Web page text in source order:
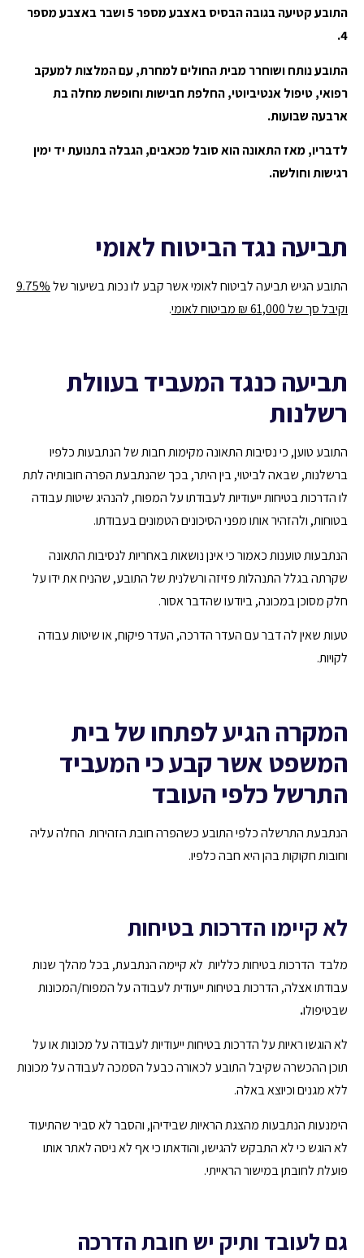
התובע קטיעה בגובה הבסיס באצבע מספר 5 ושבר באצבע מספר
4.
התובע נותח ושוחרר מבית החולים למחרת, עם המלצות למעקב
רפואי, טיפול אנטיביוטי, החלפת חבישות וחופשת מחלה בת
ארבעה שבועות.
לדבריו, מאז התאונה הוא סובל מכאבים, הגבלה בתנועת יד ימין
רגישות וחולשה.
תביעה נגד הביטוח לאומי
התובע הגיש תביעה לביטוח לאומי אשר קבע לו נכות בשיעור של9.75%
וקיבל סך של 61,000 ₪ מביטוח לאומי
.
תביעה כנגד המעביד בעוולת
רשלנות
התובע טוען, כי נסיבות התאונה מקימות חבות של הנתבעות כלפיו
ברשלנות, שבאה לביטוי, בין היתר, בכך שהנתבעת הפרה חובותיה לתת
לו הדרכות בטיחות ייעודיות לעבודתו על המפוח, להנהיג שיטות עבודה
בטוחות, ולהזהיר אותו מפני הסיכונים הטמונים בעבודתו.
הנתבעות טוענות כאמור כי אינן נושאות באחריות לנסיבות התאונה
שקרתה בגלל התנהלות פזיזה ורשלנית של התובע, שהניח את ידו על
חלק מסוכן במכונה, ביודעו שהדבר אסור.
טעות שאין לה דבר עם העדר הדרכה, העדר פיקוח, או שיטות עבודה
לקויות.
המקרה הגיע לפתחו של בית
המשפט אשר קבע כי המעביד
התרשל כלפי העובד
הנתבעת התרשלה כלפי התובע כשהפרה חובת הזהירות החלה עליה
וחובות חקוקות בהן היא חבה כלפיו.
לא קיימו הדרכות בטיחות
מלבד הדרכות בטיחות כלליות לא קיימה הנתבעת, בכל מהלך שנות
עבודתו אצלה, הדרכות בטיחות ייעודית לעבודה על המפוח/המכונות
שבטיפולו.
לא הוגשו ראיות על הדרכות בטיחות ייעודיות לעבודה על מכונות או על
תוכן ההכשרה שקיבל התובע לכאורה כבעל הסמכה לעבודה על מכונות
ללא מגנים וכיוצא באלה.
הימנעות הנתבעות מהצגת הראיות שבידיהן, והסבר לא סביר שהתיעוד
לא הוגש כי לא התבקש להגישו, והודאתו כי אף לא ניסה לאתר אותו
פועלת לחובתן במישור הראייתי.
גם לעובד ותיק יש חובת הדרכה